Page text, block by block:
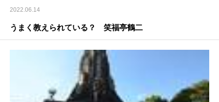
2022.06.14
うまく教えられている？ 笑福亭鶴二